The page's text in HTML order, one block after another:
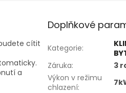
cítit
a
Doplňkové
Kategorie:
Záruka:
3
Výkon v režimu
chlazení: